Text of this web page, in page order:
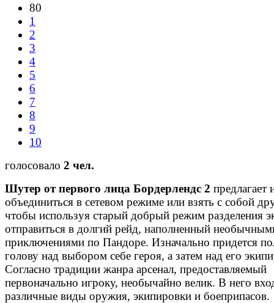
80
1
2
3
4
5
6
7
8
9
10
голосовало 2 чел.
Шутер от первого лица Бордерлендс 2 предлагает
объединиться в сетевом режиме или взять с собой
чтобы используя старый добрый режим разделения
отправиться в долгий рейд, наполненный
приключениями по Пандоре. Изначально придется
голову над выбором себе героя, а затем над его
Согласно традиции жанра арсенал, предоставляемый
первоначально игроку, необычайно велик. В него
различные виды оружия, экипировки и боеприпасов.